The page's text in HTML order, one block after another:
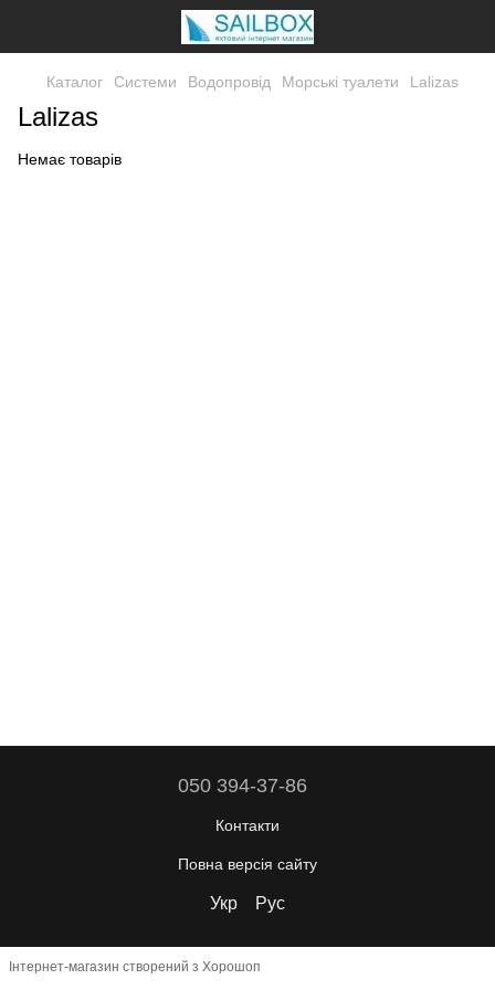
Каталог Системи Водопровід Морські туалети Lalizas
Lalizas
Немає товарів
050 394-37-86
Контакти
Повна версія сайту
Укр Рус
Інтернет-магазин створений з Хорошоп